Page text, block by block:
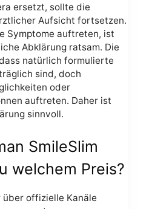
ersetzt, sollte die
Aufsicht fortsetzen.
Symptome auftreten, ist
Abklärung ratsam. Die
natürlich formulierte
sind, doch
oder
auftreten. Daher ist
sinnvoll.
SmileSlim
welchem Preis?
über offizielle Kanäle